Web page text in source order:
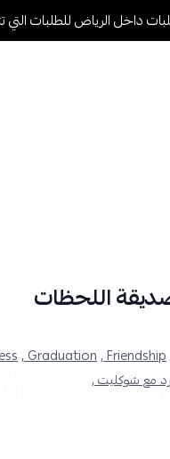
التي تتجاوز 199 ريال🚚
اللحظات
Friendship ,
Graduation ,
,
مع شوكليت ,